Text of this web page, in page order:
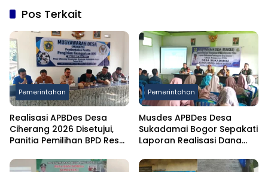
Pos Terkait
Pemerintahan
Realisasi APBDes Desa
Ciherang 2026 Disetujui,
Panitia Pemilihan BPD Resmi
Pemerintahan
Musdes APBDes Desa
Sukadamai Bogor Sepakati
Laporan Realisasi Dana